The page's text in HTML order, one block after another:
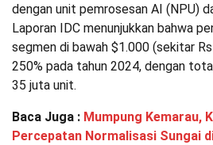
dengan unit pemrosesan AI (NPU)
Laporan IDC menunjukkan bahwa
segmen di bawah $1.000 (sekitar
250% pada tahun 2024, dengan
35 juta unit.
Baca Juga : Mumpung Kemarau,
Percepatan Normalisasi Sungai